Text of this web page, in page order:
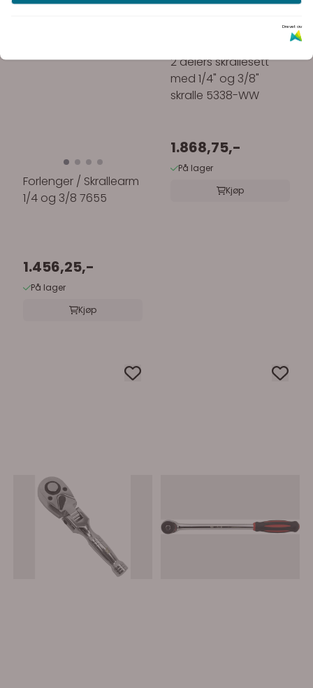
Forlenger / Skrallearm
1/4 og 3/8 7655
1.456,25,-
På lager
Kjøp
2 delers skrallesett
med 1/4" og 3/8"
skralle 5338-WW
1.868,75,-
På lager
Kjøp
Drevet av